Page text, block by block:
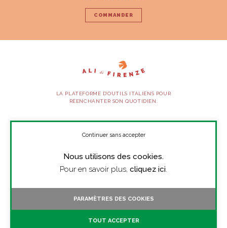
COMMANDER
LA PLATEFORME D’OUTILS ITALIENS POUR
RÉENCHANTER SON QUOTIDIEN.
SUIVEZ-NOUS
Nous utilisons des cookies.
Pour en savoir plus, cliquez ici.
Continuer sans accepter
PARAMÈTRES DES COOKIES
TOUT ACCEPTER